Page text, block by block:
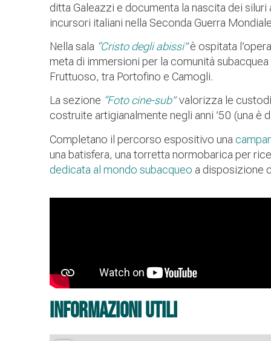
ditta Galeazzi e documenta la nascita dei
incursori italiani nella Seconda Guerra
Nella sala “Cristo degli abissi”è ospitata
meta di immersioni per la comunità
Fruttuoso, tra Portofino e Camogli.
La sezione “Foto cine-sub”valorizza le
costruite artigianalmente negli anni ’50 (una è
Completano il percorso espositivo una
una batisfera, una torretta normobarica per
dedicata al mondo subacqueo a disposizione
informazioni utili